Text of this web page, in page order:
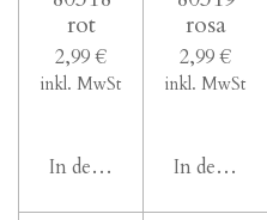
rot
2,99 €
inkl. MwSt
In den Warenkorb
rosa
2,99 €
inkl. MwSt
In den